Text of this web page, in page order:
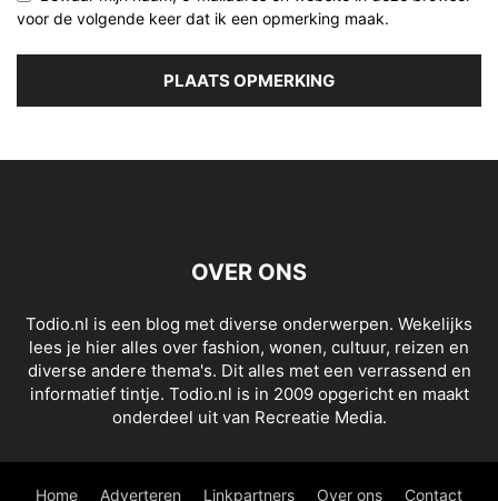
voor de volgende keer dat ik een opmerking maak.
OVER ONS
Todio.nl is een blog met diverse onderwerpen. Wekelijks
lees je hier alles over fashion, wonen, cultuur, reizen en
diverse andere thema's. Dit alles met een verrassend en
informatief tintje. Todio.nl is in 2009 opgericht en maakt
onderdeel uit van Recreatie Media.
Home Adverteren Linkpartners Over ons Contact